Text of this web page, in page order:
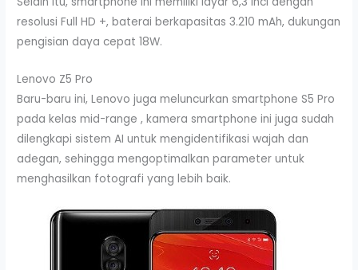
resolusi Full HD +, baterai berkapasitas 3.210 mAh, dukungan
pengisian daya cepat 18W.
Lenovo Z5 Pro
Baru-baru ini, Lenovo juga meluncurkan smartphone S5 Pro
pada kelas mid-range , kamera smartphone ini juga sudah
dilengkapi sistem AI untuk mengidentifikasi wajah dan
adegan, sehingga mengoptimalkan parameter untuk
menghasilkan fotografi yang lebih baik.